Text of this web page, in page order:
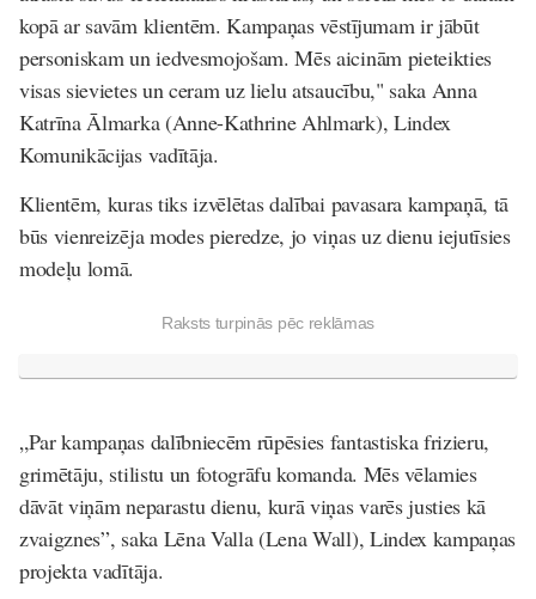
kopā ar savām klientēm. Kampaņas vēstījumam ir jābūt
personiskam un iedvesmojošam. Mēs aicinām pieteikties
visas sievietes un ceram uz lielu atsaucību," saka Anna
Katrīna Ālmarka (Anne-Kathrine Ahlmark), Lindex
Komunikācijas vadītāja.
Klientēm, kuras tiks izvēlētas dalībai pavasara kampaņā, tā
būs vienreizēja modes pieredze, jo viņas uz dienu iejutīsies
modeļu lomā.
Raksts turpinās pēc reklāmas
„Par kampaņas dalībniecēm rūpēsies fantastiska frizieru,
grimētāju, stilistu un fotogrāfu komanda. Mēs vēlamies
dāvāt viņām neparastu dienu, kurā viņas varēs justies kā
zvaigznes”, saka Lēna Valla (Lena Wall), Lindex kampaņas
projekta vadītāja.